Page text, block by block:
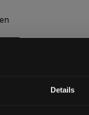
Details
met de
Bam!